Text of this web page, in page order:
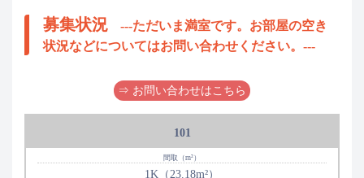
募集状況
---ただいま満室です。お部屋の空き
状況などについてはお問い合わせください。---
⇒ お問い合わせはこちら
101
1K（23.18m²）